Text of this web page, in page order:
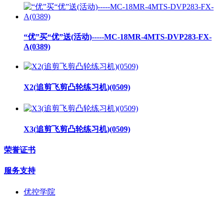
“优”买“优”送(活动)-----MC-18MR-4MTS-DVP283-FX-
A(0389)
X2(追剪飞剪凸轮练习机)(0509)
X3(追剪飞剪凸轮练习机)(0509)
荣誉证书
服务支持
优控学院